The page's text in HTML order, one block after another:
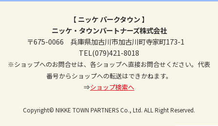
【 ニッケ パークタウン 】
ニッケ・タウンパートナーズ株式会社
〒675-0066 兵庫県加古川市加古川町寺家町173-1
TEL(079)421-8018
※ショップへのお問合せは、各ショップへ直接お問合せください。代表
番号からショップへの転送はできかねます。
⇒ショップ検索へ
Copyright© NIKKE TOWN PARTNERS Co., Ltd. ALL Right Reserved.